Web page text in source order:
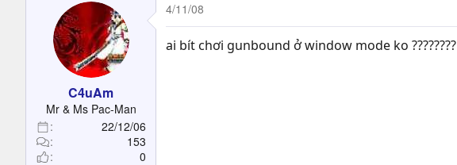
C4uAm
Mr & Ms Pac-Man
22/12/06
153
0
4/11/08
ai bít chơi gunbound ở window mode ko ????????